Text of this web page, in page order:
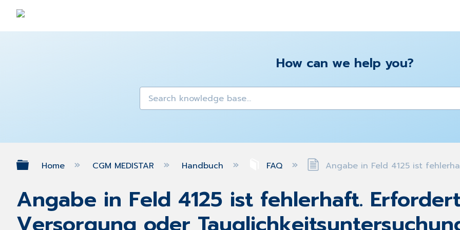
How can we help you?
Expand/collapse global hierarchy
Home CGM MEDISTAR Handbuch FAQ Angabe in Feld 4125 ist
Angabe in Feld 4125 ist fehlerhaft.